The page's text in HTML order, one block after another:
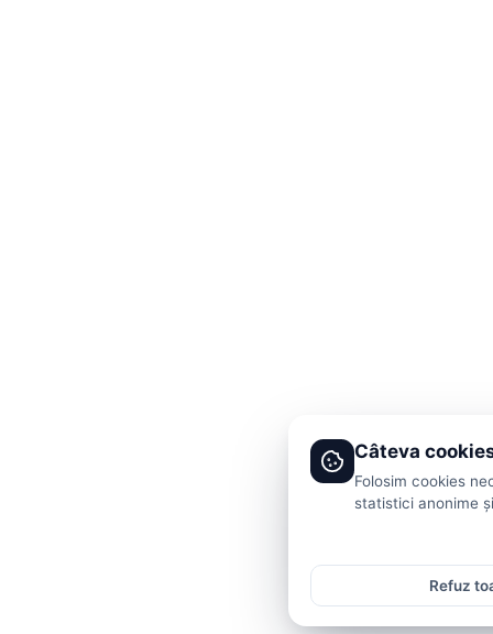
Câteva
Folosim cookies
statistici anonime
Refuz